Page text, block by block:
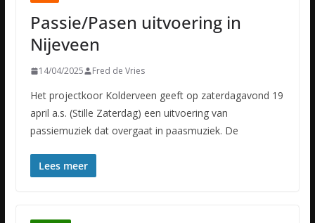
Passie/Pasen uitvoering in
Nijeveen
14/04/2025 Fred de Vries
Het projectkoor Kolderveen geeft op zaterdagavond 19
april a.s. (Stille Zaterdag) een uitvoering van
passiemuziek dat overgaat in paasmuziek. De
Lees meer